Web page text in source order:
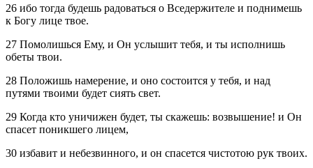
26 ибо тогда будешь радоваться о Вседержителе и поднимешь
к Богу лице твое.
27 Помолишься Ему, и Он услышит тебя, и ты исполнишь
обеты твои.
28 Положишь намерение, и оно состоится у тебя, и над
путями твоими будет сиять свет.
29 Когда кто уничижен будет, ты скажешь: возвышение! и Он
спасет поникшего лицем,
30 избавит и небезвинного, и он спасется чистотою рук твоих.